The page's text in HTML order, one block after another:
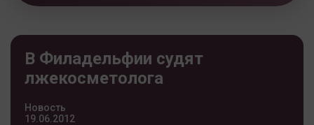
В Филадельфии судят
лжекосметолога
Новость
19.06.2012